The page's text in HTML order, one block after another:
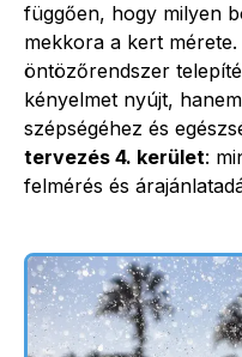
függően, hogy milyen
mekkora a kert mérete.
öntözőrendszer
kényelmet nyújt,
szépségéhez és
tervezés 4. kerület:
felmérés és